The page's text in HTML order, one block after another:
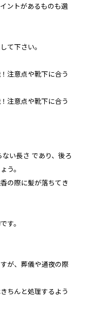
ントがあるものも選
て下さい。
注意点や靴下に合う
注意点や靴下に合う
い長さ であり、後ろ
う。
の際に髪が落ちてき
す。
が、葬儀や通夜の際
ちんと処理するよう